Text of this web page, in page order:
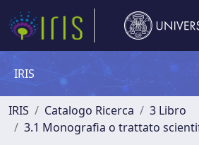
IRIS
IRIS Catalogo Ricerca
3 Libro
3.1 Monografia o trattato